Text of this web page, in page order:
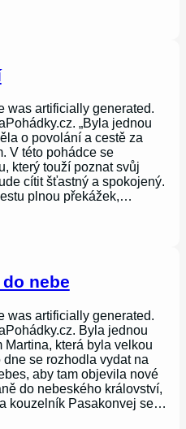
was artificially generated.
„Byla jednou
o povolání a cestě za
V této pohádce se
který touží poznat svůj
cítit šťastný a spokojený.
plnou překážek,…
nebe
was artificially generated.
Byla jednou
která byla velkou
se rozhodla vydat na
aby tam objevila nové
do nebeského království,
kouzelník Pasakonvej se…